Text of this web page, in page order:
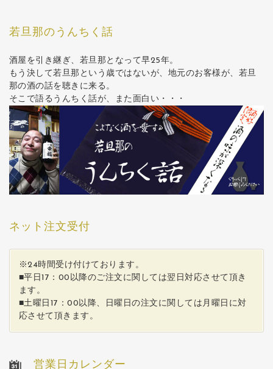
若旦那のうんちく話
酒屋を引き継ぎ、若旦那となって早25年。
もう決して若旦那という歳ではないが、地元のお客様が、若旦
那の酒の話を聴きに来る。
そこで語るうんちく話が、また面白い・・・
ネット注文受付
※24時間受け付けております。
■平日17：00以降のご注文に関しては翌日対応させて頂き
ます。
■土曜日17：00以降、日曜日の注文に関しては月曜日に対
応させて頂きます。
営業日カレンダー